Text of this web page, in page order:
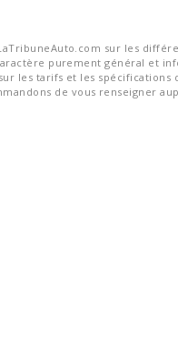
sur les
purement général et
les tarifs et les
de vous renseigner